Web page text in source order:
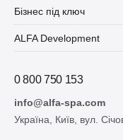
Бізнес під ключ
ALFA Development
0 800 750 153
info@alfa-spa.com
Україна, Київ, вул.